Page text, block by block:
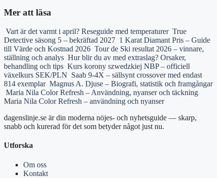
Mer att läsa
Vart är det varmt i april? Reseguide med temperaturer True
Detective säsong 5 – bekräftad 2027 1 Karat Diamant Pris – Guide
till Värde och Kostnad 2026 Tour de Ski resultat 2026 – vinnare,
ställning och analys Hur blir du av med extraslag? Orsaker,
behandling och tips Kurs korony szwedzkiej NBP – officiell
växelkurs SEK/PLN Saab 9-4X – sällsynt crossover med endast
814 exemplar Magnus A. Djuse – Biografi, statistik och framgångar
Maria Nila Color Refresh – Användning, nyanser och täckning
Maria Nila Color Refresh – användning och nyanser
dagenslinje.se är din moderna nöjes- och nyhetsguide — skarp,
snabb och kurerad för det som betyder något just nu.
Utforska
Om oss
Kontakt